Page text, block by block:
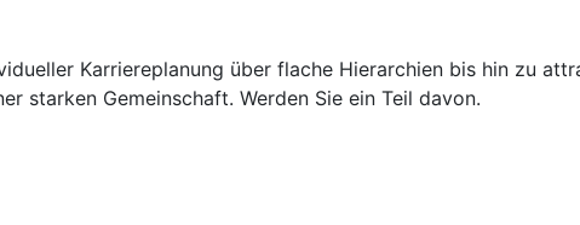
Karriereplanung über flache Hierarchien bis hin zu
starken Gemeinschaft. Werden Sie ein Teil davon.